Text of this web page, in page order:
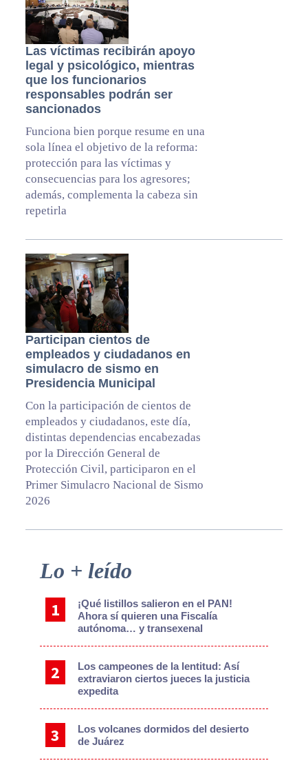
Las víctimas recibirán apoyo
legal y psicológico, mientras
que los funcionarios
responsables podrán ser
sancionados
Funciona bien porque resume en una
sola línea el objetivo de la reforma:
protección para las víctimas y
consecuencias para los agresores;
además, complementa la cabeza sin
repetirla
Participan cientos de
empleados y ciudadanos en
simulacro de sismo en
Presidencia Municipal
Con la participación de cientos de
empleados y ciudadanos, este día,
distintas dependencias encabezadas
por la Dirección General de
Protección Civil, participaron en el
Primer Simulacro Nacional de Sismo
2026
Primary
Lo + leído
¡Qué listillos salieron en el PAN!
Ahora sí quieren una Fiscalía
autónoma… y transexenal
Los campeones de la lentitud: Así
extraviaron ciertos jueces la justicia
expedita
Los volcanes dormidos del desierto
de Juárez